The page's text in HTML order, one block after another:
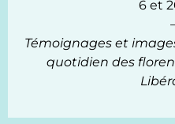
6 et
Témoignages et
quotidien des